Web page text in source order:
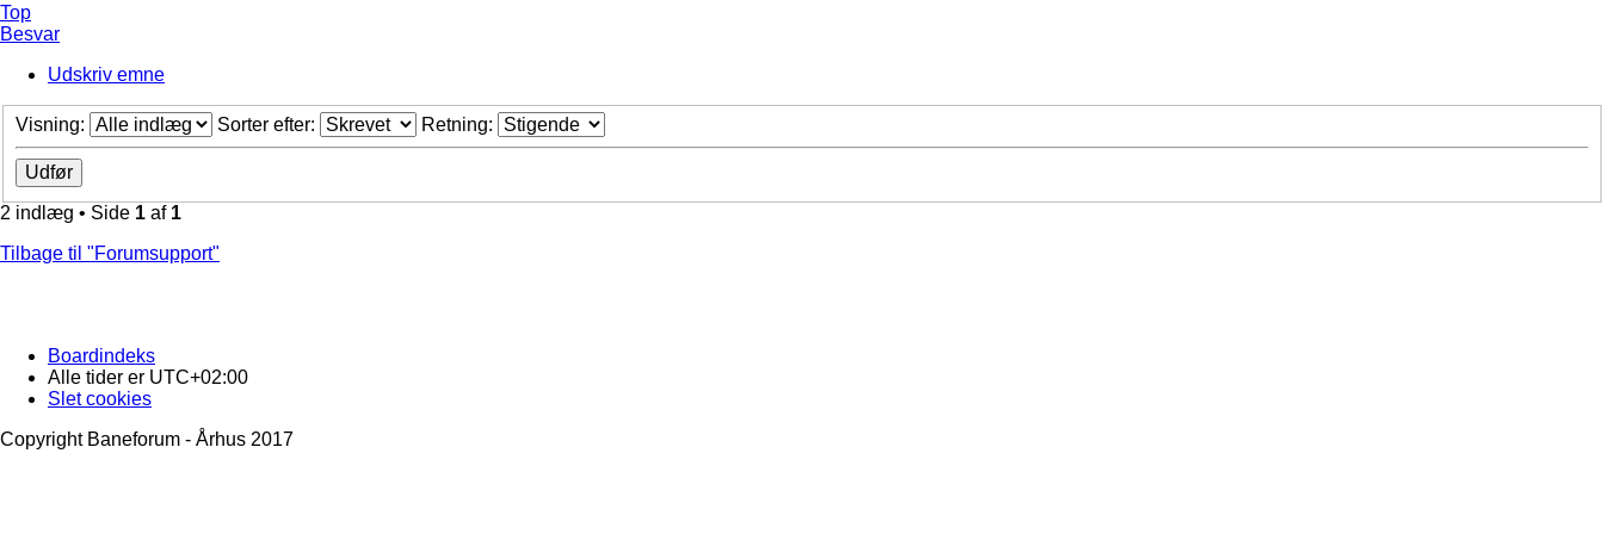
Top
Besvar
Udskriv emne
Visning: Sorter efter: Retning:
2 indlæg • Side 1 af 1
Tilbage til "Forumsupport"
Boardindeks
Alle tider er UTC+02:00
Slet cookies
Copyright Baneforum - Århus 2017